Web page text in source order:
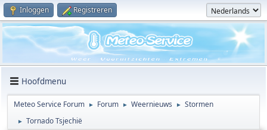
Inloggen Registreren
Hoofdmenu
Meteo Service Forum ► Forum ► Weernieuws ► Stormen
► Tornado Tsjechië